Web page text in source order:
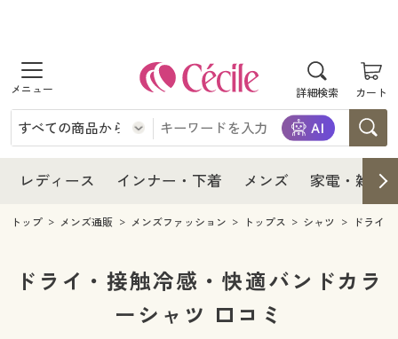
詳細検索 カート
商品を探す
レディース
レディースファッション
女性下着
インナー・下着
インナー・下着通販すべて
女性下着
メンズ
メンズ通販すべて
メンズファッション
家電・雑貨
家電・雑貨すべて
寝具・インテリア・家具
レディース インナー・下着 メンズ 家電・雑貨
レディース
レディース通販すべて
レディースファッション
インナー・下着
インナー・下着通販すべて
ジュニア・ティーンズ下着
メンズ
寝具・インテリア・家具通販すべて
トップ メンズ通販 メンズファッション トップス シャツ ドライ
ドライ・接触冷感・快適バンドカラ
ーシャツ 口コミ